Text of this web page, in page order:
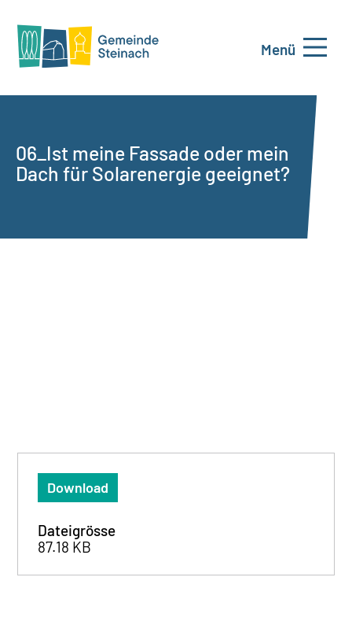
Menü
06_Ist meine Fassade oder mein
Dach für Solarenergie geeignet?
Download
Dateigrösse
87.18 KB